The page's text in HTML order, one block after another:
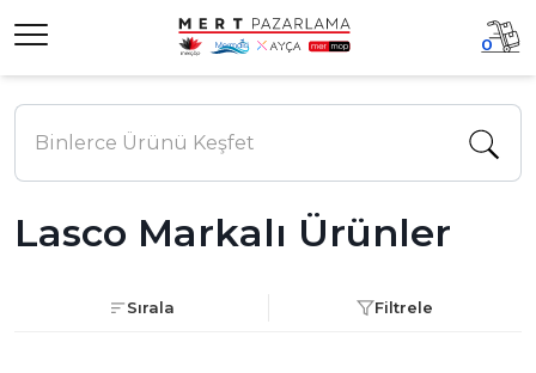
0
Lasco Markalı Ürünler
Sırala Filtrele